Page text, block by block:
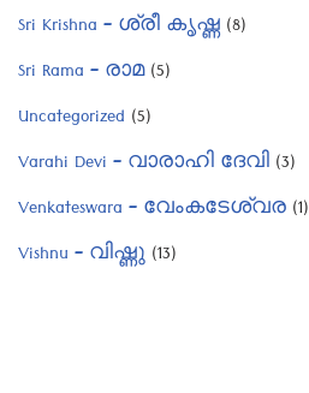
Sri Krishna – ശ്രീ കൃഷ്ണ(8)
Sri Rama – രാമ(5)
Uncategorized (5)
Varahi Devi – വാരാഹി ദേവി (3)
Venkateswara – വേംകടേശ്വര (1)
Vishnu – വിഷ്ണു (13)